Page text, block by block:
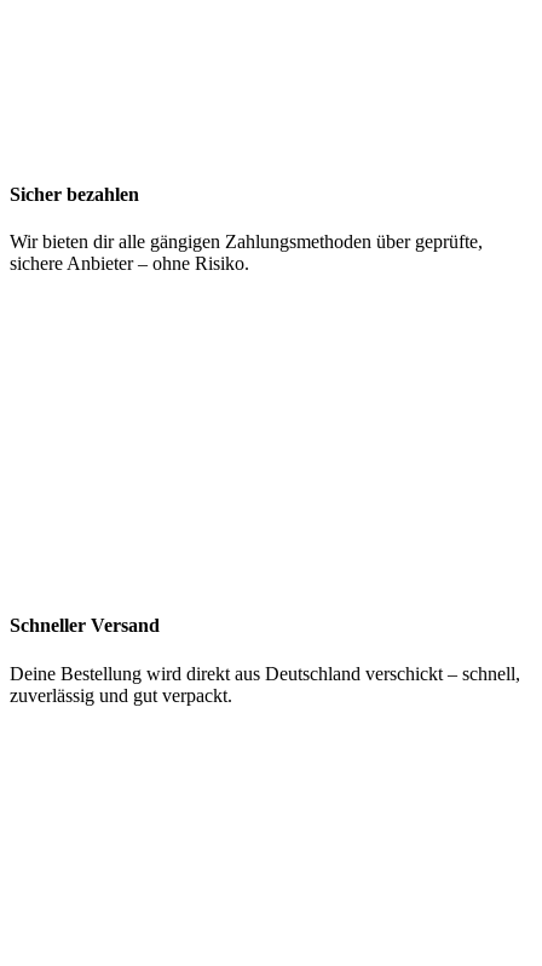
Sicher bezahlen
Wir bieten dir alle gängigen Zahlungsmethoden über geprüfte,
sichere Anbieter – ohne Risiko.
Schneller Versand
Deine Bestellung wird direkt aus Deutschland verschickt – schnell,
zuverlässig und gut verpackt.